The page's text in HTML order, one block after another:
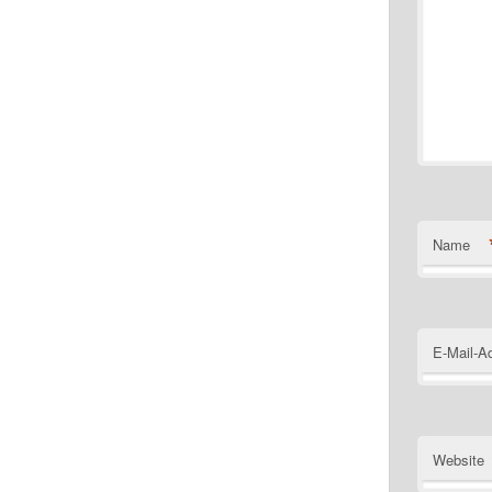
Name
E-Mail-
Website